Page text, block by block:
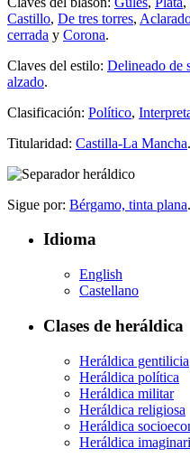
Castillo, De tres torres,
cerrada y Corona.
Claves del estilo: Delineado de
alzado.
Clasificación: Político,
Titularidad: Castilla-La Mancha.
Sigue por: Bérgamo, tinta plana.
Idioma
English
Castellano
Clases de heráldica
Heráldica gentilicia
Heráldica política
Heráldica militar
Heráldica religiosa
Heráldica
Heráldica